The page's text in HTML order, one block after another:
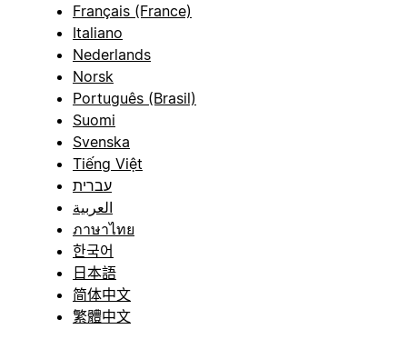
Français (France)
Italiano
Nederlands
Norsk
Português (Brasil)
Suomi
Svenska
Tiếng Việt
עברית
العربية
ภาษาไทย
한국어
日本語
简体中文
繁體中文